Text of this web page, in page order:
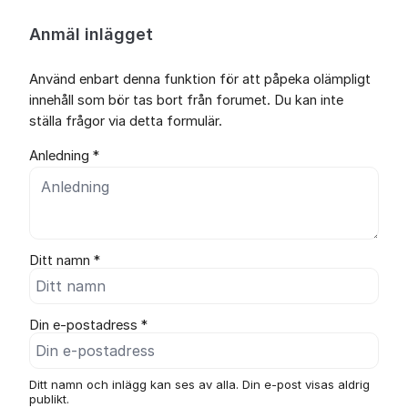
Anmäl inlägget
Använd enbart denna funktion för att påpeka olämpligt
innehåll som bör tas bort från forumet. Du kan inte
ställa frågor via detta formulär.
Anledning *
Ditt namn *
Din e-postadress *
Ditt namn och inlägg kan ses av alla. Din e-post visas aldrig
publikt.